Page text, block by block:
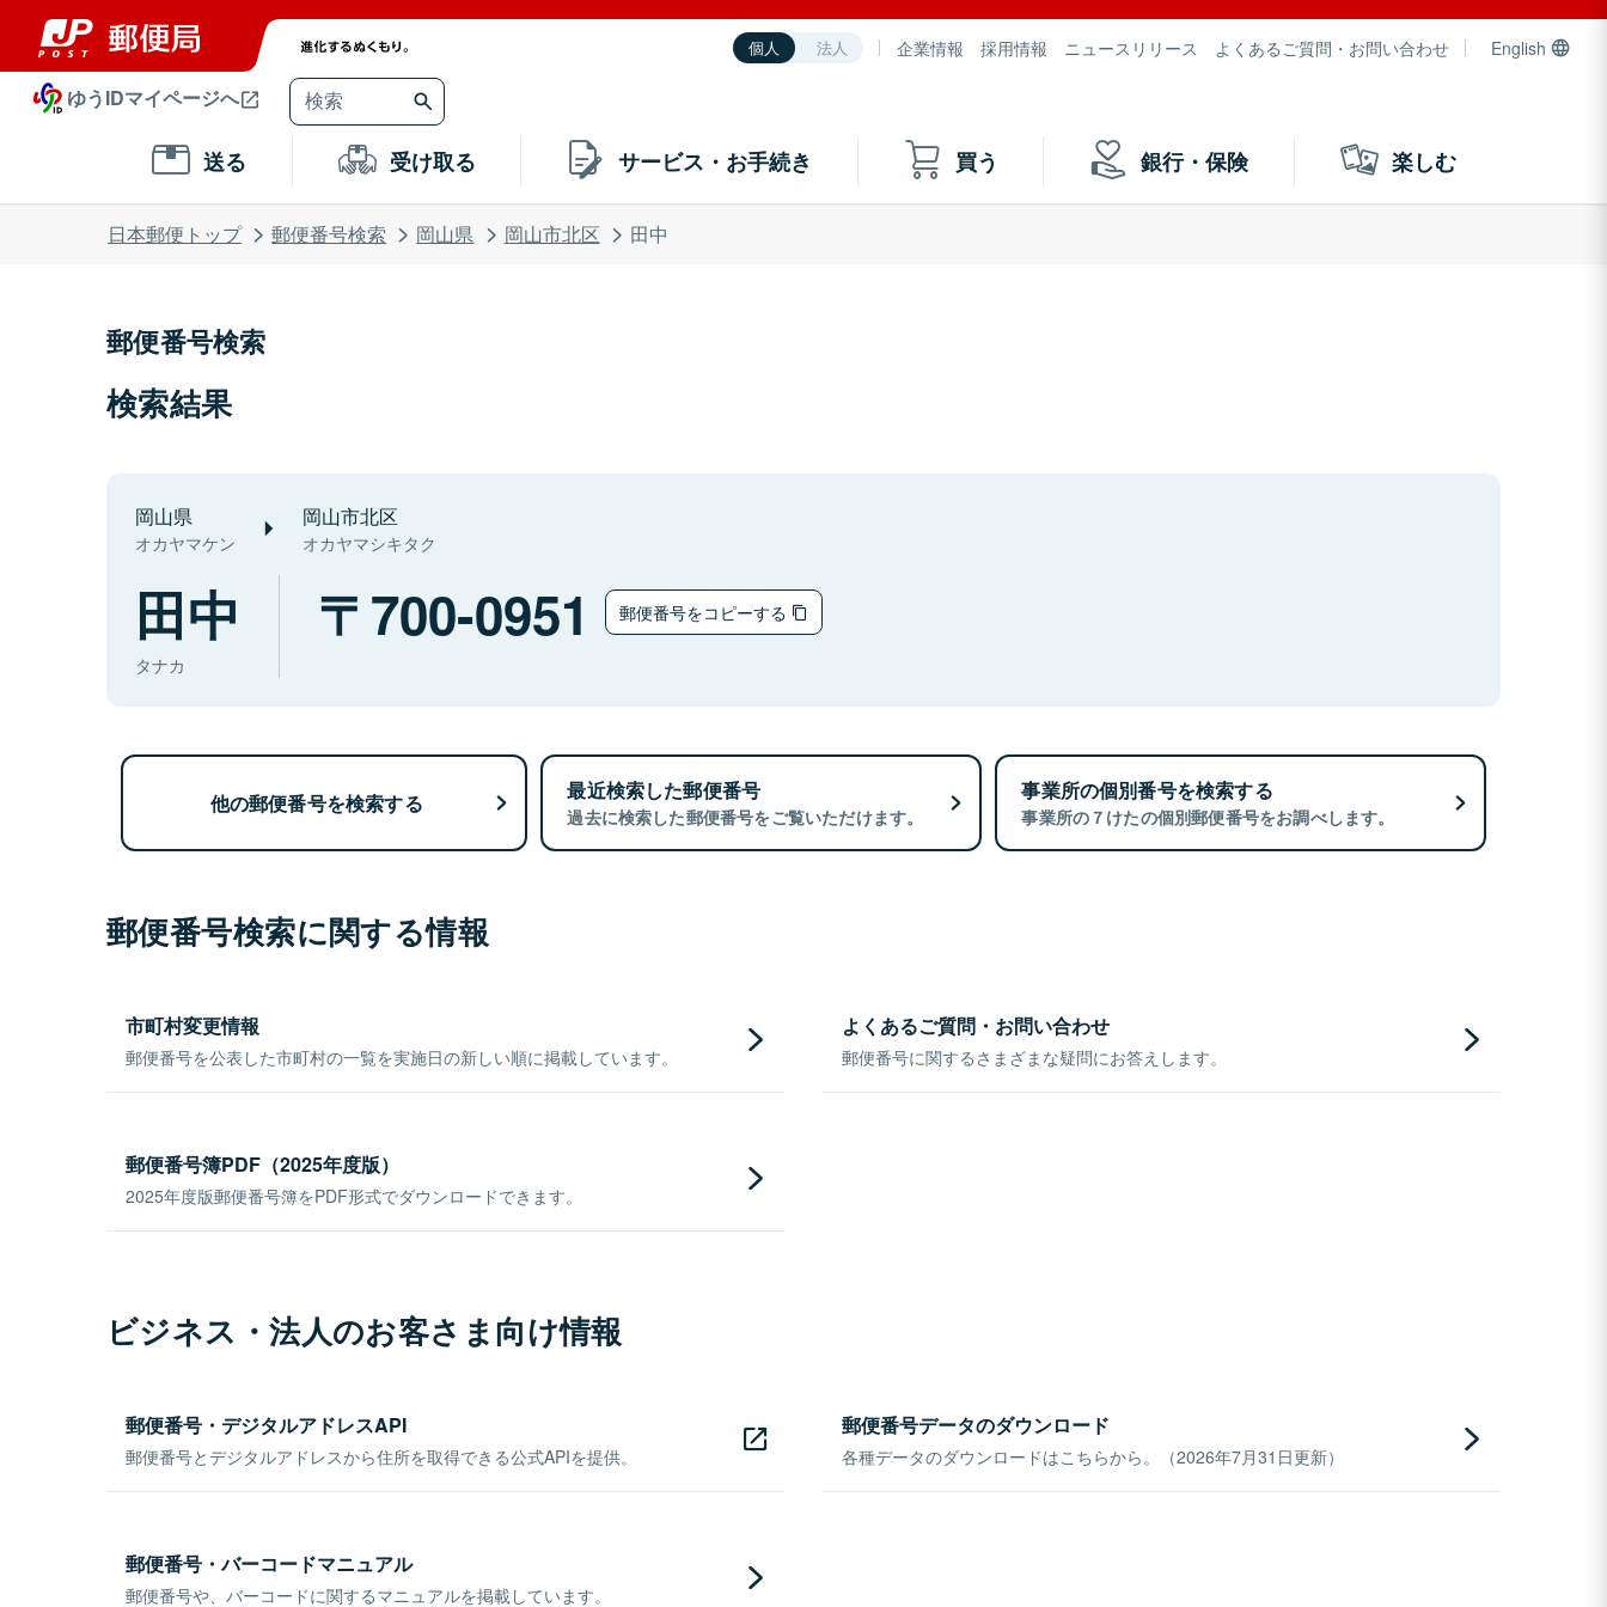
個人 法人 企業情報 採用情報 ニュースリリース よくあるご質問・お問い合わせ English
ゆうIDマイページへ
送る 受け取る サービス・お手続き 買う 銀行・保険 楽しむ
日本郵便トップ 郵便番号検索 岡山県 岡山市北区 田中
郵便番号検索
検索結果
岡山県
オカヤマケン
岡山市北区
オカヤマシキタク
田中
タナカ
700-0951 郵便番号をコピーする
他の郵便番号を検索する 最近検索した郵便番号
過去に検索した郵便番号をご覧いただけます。
事業所の個別番号を検索する
事業所の７けたの個別郵便番号をお調べします。
郵便番号検索に関する情報
市町村変更情報
郵便番号を公表した市町村の一覧を実施日の新しい順に掲載しています。
よくあるご質問・お問い合わせ
郵便番号に関するさまざまな疑問にお答えします。
郵便番号簿PDF（2025年度版）
2025年度版郵便番号簿をPDF形式でダウンロードできます。
ビジネス・法人のお客さま向け情報
郵便番号・デジタルアドレスAPI
郵便番号とデジタルアドレスから住所を取得できる公式APIを提供。
郵便番号データのダウンロード
各種データのダウンロードはこちらから。（2026年7月31日更新）
郵便番号・バーコードマニュアル
郵便番号や、バーコードに関するマニュアルを掲載しています。